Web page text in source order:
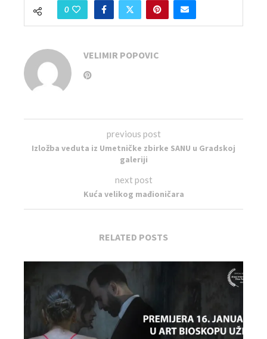
0
VELIMIR POPOVIC
previous post
Izložba veduta iz Umetničke zbirke SANU u Gradskoj
galeriji
next post
Kuća velikog mađioničara
RELATED POSTS